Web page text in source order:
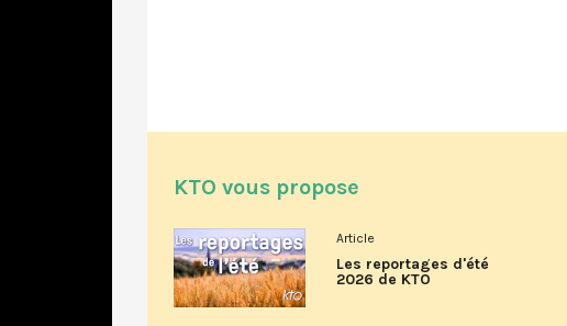
KTO vous propose
Article
Les reportages d'été
2026 de KTO